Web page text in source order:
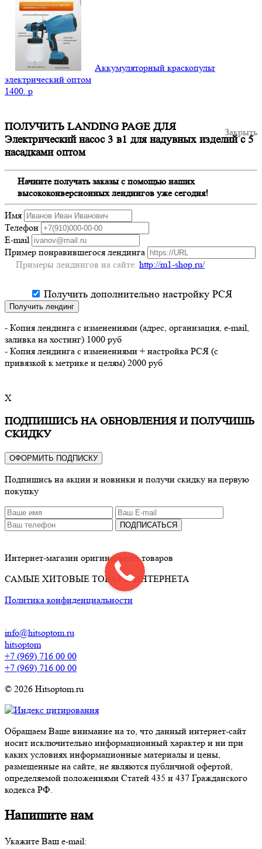
Аккумуляторный краскопульт
электрический оптом
1400. p
Закрыть
ПОЛУЧИТЬ LANDING PAGE ДЛЯ
Электрический насос 3 в1 для надувных изделий с 5
насадками оптом
Начните получать заказы с помощью наших
высококонверсионных лендингов уже сегодня!
Имя
Телефон
E-mail
Пример понравившегося лендинга
Примеры лендингов на сайте: http://m1-shop.ru/
Получить дополнительно настройку РСЯ
Получить лендинг
- Копия лендинга с изменениями (адрес, организация, e-mail,
заливка на хостинг) 1000 руб
- Копия лендинга с изменениями + настройка РСЯ (с
привязкой к метрике и целям) 2000 руб
X
ПОДПИШИСЬ НА ОБНОВЛЕНИЯ И ПОЛУЧИШЬ
СКИДКУ
ОФОРМИТЬ ПОДПИСКУ
Подпишись на акции и новинки и получи скидку на первую
покупку
ПОДПИСАТЬСЯ
Интернет-магазин оригинальных товаров
САМЫЕ ХИТОВЫЕ ТОВАРЫ ИНТЕРНЕТА
Политика конфиденциальности
info@hitsoptom.ru
hitsoptom
+7 (969) 716 00 00
+7 (969) 716 00 00
© 2026 Hitsoptom.ru
Обращаем Ваше внимание на то, что данный интернет-сайт
носит исключительно информационный характер и ни при
каких условиях информационные материалы и цены,
размещенные на сайте, не являются публичной офертой,
определяемой положениями Статей 435 и 437 Гражданского
кодекса РФ.
Напишите нам
Укажите Ваш e-mail: